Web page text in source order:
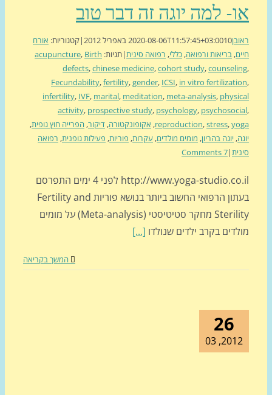
למה יוגה זה דבר טוב
2020-08-06T11:57:45+03:00
|קטגוריות: אורח
בריאות ורפואה,כללי,רפואה סינית|תגיות: acupuncture,Birth
defects,chinese medicine,cohort study,
Fecundability,fertility,gender,ICSI,in vitro
infertility,IVF,marital,meditation,meta-analysis
activity,prospective study,psychology,
reproduction,stress
,אקופונקטורה,דיקור,הפרייה חוץ גופית,
יוגה בהריון ,מומים מולדים,עקרות,פוריות,פעילות גופנית,רפואה
http://www.yoga-studio.co.il לפני 4 ימים התפרסם
בעתון הרפואי החשוב ביותר בנושא פוריות Fertility and
Sterility מחקר סטיטיסטי (Meta-analysis) על מומים
בקרב ילדים שנולדו[...]
המשך בקריאה